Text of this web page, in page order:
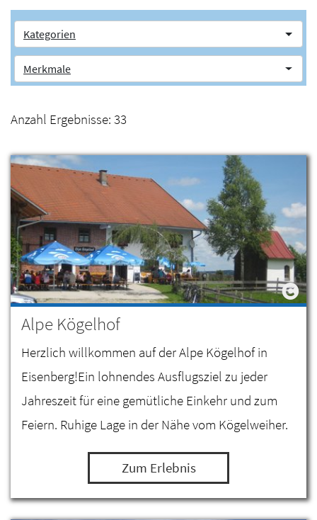
Kategorien
Merkmale
Anzahl Ergebnisse: 33
Alpe Kögelhof
Herzlich willkommen auf der Alpe Kögelhof in
Eisenberg!Ein lohnendes Ausflugsziel zu jeder
Jahreszeit für eine gemütliche Einkehr und zum
Feiern. Ruhige Lage in der Nähe vom Kögelweiher.
Zum Erlebnis